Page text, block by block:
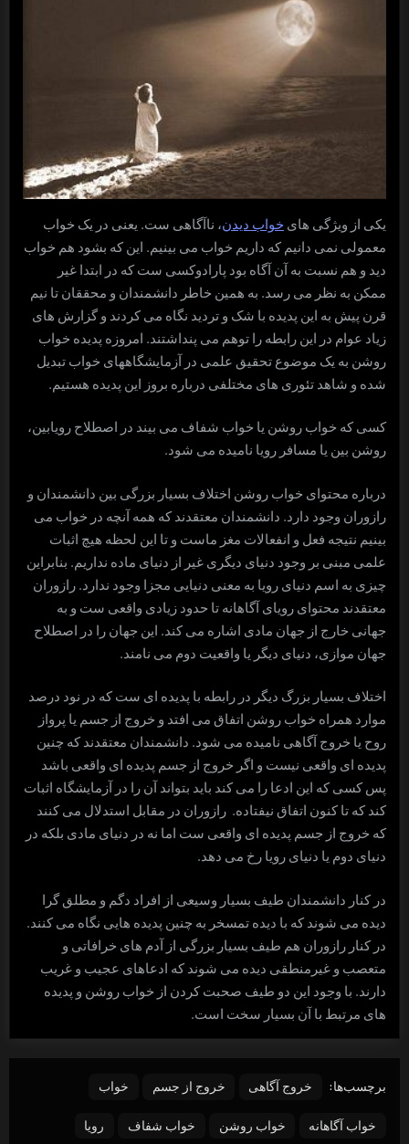
یکی از ویژگی های خواب دیدن، ناآگاهی ست. یعنی در یک خواب
معمولی نمی دانیم که داریم خواب می بینیم. این که بشود هم خواب
دید و هم نسبت به آن آگاه بود پارادوکسی ست که در ابتدا غیر
ممکن به نظر می رسد. به همین خاطر دانشمندان و محققان تا نیم
قرن پیش به این پدیده با شک و تردید نگاه می کردند و گزارش های
زیاد عوام در این رابطه را توهم می پنداشتند. امروزه پدیده خواب
روشن به یک موضوع تحقیق علمی در آزمایشگاههای خواب تبدیل
شده و شاهد تئوری های مختلفی درباره بروز این پدیده هستیم.
کسی که خواب روشن یا خواب شفاف می بیند در اصطلاح رویابین،
روشن بین یا مسافر رویا نامیده می شود.
درباره محتوای خواب روشن اختلاف بسیار بزرگی بین دانشمندان و
رازوران وجود دارد. دانشمندان معتقدند که همه آنچه در خواب می
بینیم نتیجه فعل و انفعالات مغز ماست و تا این لحظه هیچ اثبات
علمی مبنی بر وجود دنیای دیگری غیر از دنیای ماده نداریم. بنابراین
چیزی به اسم دنیای رویا به معنی دنیایی مجزا وجود ندارد. رازوران
معتقدند محتوای رویای آگاهانه تا حدود زیادی واقعی ست و به
جهانی خارج از جهان مادی اشاره می کند. این جهان را در اصطلاح
جهان موازی، دنیای دیگر یا واقعیت دوم می نامند.
اختلاف بسیار بزرگ دیگر در رابطه با پدیده ای ست که در نود درصد
موارد همراه خواب روشن اتفاق می افتد و خروج از جسم یا پرواز
روح یا خروج آگاهی نامیده می شود. دانشمندان معتقدند که چنین
پدیده ای واقعی نیست و اگر خروج از جسم پدیده ای واقعی باشد
پس کسی که این ادعا را می کند باید بتواند آن را در آزمایشگاه اثبات
کند که تا کنون اتفاق نیفتاده. رازوران در مقابل استدلال می کنند
که خروج از جسم پدیده ای واقعی ست اما نه در دنیای مادی بلکه در
دنیای دوم یا دنیای رویا رخ می دهد.
در کنار دانشمندان طیف بسیار وسیعی از افراد دگم و مطلق گرا
دیده می شوند که با دیده تمسخر به چنین پدیده هایی نگاه می کنند.
در کنار رازوران هم طیف بسیار بزرگی از آدم های خرافاتی و
متعصب و غیرمنطقی دیده می شوند که ادعاهای عجیب و غریب
دارند. با وجود این دو طیف صحبت کردن از خواب روشن و پدیده
های مرتبط با آن بسیار سخت است.
برچسب‌ها: خروج آگاهی خروج از جسم خواب
خواب آگاهانه خواب روشن خواب شفاف رویا